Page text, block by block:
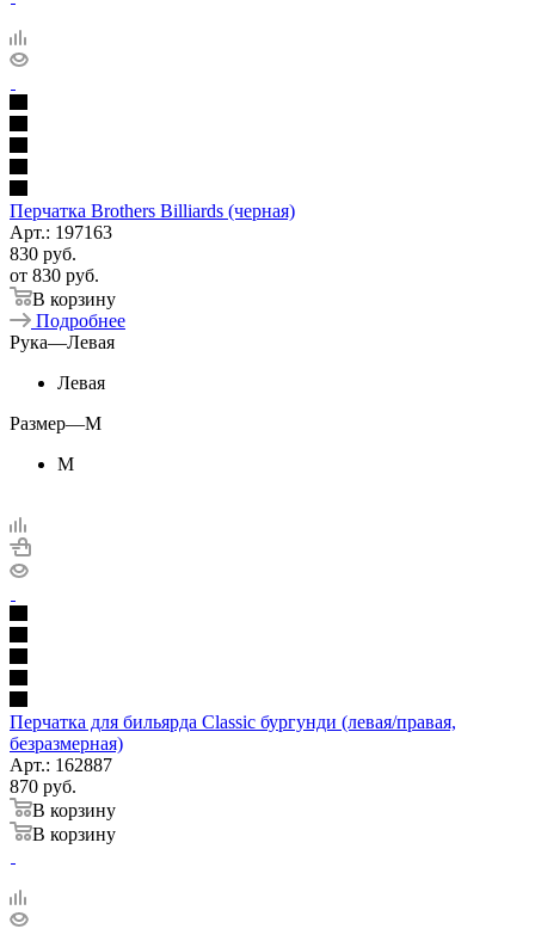
Перчатка Brothers Billiards (черная)
Арт.: 197163
830 руб.
от 830 руб.
В корзину
Подробнее
Рука—Левая
Левая
Размер—M
M
Перчатка для бильярда Classic бургунди (левая/правая,
безразмерная)
Арт.: 162887
870 руб.
В корзину
В корзину